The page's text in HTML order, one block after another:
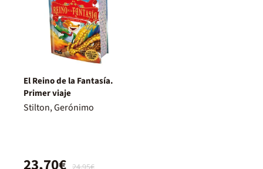
El Reino de la Fantasía.
Primer viaje
Stilton, Gerónimo